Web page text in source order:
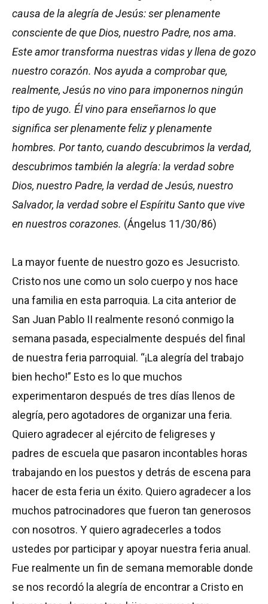
causa de la alegría de Jesús: ser plenamente
consciente de que Dios, nuestro Padre, nos ama.
Este amor transforma nuestras vidas y llena de gozo
nuestro corazón. Nos ayuda a comprobar que,
realmente, Jesús no vino para imponernos ningún
tipo de yugo. Él vino para enseñarnos lo que
significa ser plenamente feliz y plenamente
hombres. Por tanto, cuando descubrimos la verdad,
descubrimos también la alegría: la verdad sobre
Dios, nuestro Padre, la verdad de Jesús, nuestro
Salvador, la verdad sobre el Espíritu Santo que vive
en nuestros corazones. (Ángelus 11/30/86)
La mayor fuente de nuestro gozo es Jesucristo.
Cristo nos une como un solo cuerpo y nos hace
una familia en esta parroquia. La cita anterior de
San Juan Pablo II realmente resonó conmigo la
semana pasada, especialmente después del final
de nuestra feria parroquial. “¡La alegría del trabajo
bien hecho!” Esto es lo que muchos
experimentaron después de tres días llenos de
alegría, pero agotadores de organizar una feria.
Quiero agradecer al ejército de feligreses y
padres de escuela que pasaron incontables horas
trabajando en los puestos y detrás de escena para
hacer de esta feria un éxito. Quiero agradecer a los
muchos patrocinadores que fueron tan generosos
con nosotros. Y quiero agradecerles a todos
ustedes por participar y apoyar nuestra feria anual.
Fue realmente un fin de semana memorable donde
se nos recordó la alegría de encontrar a Cristo en